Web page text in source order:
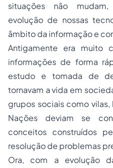
situações não
evolução de nossas
âmbito da informação e
Antigamente era muito
informações de forma
estudo e tomada de
tornavam a vida em
grupos sociais como
Nações deviam se
conceitos construídos
resolução de problemas
Ora, com a evolução